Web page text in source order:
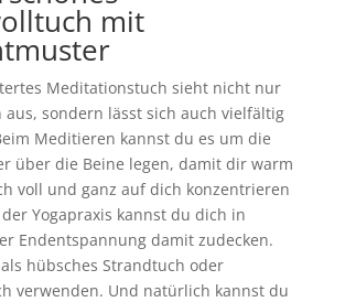
mit
Meditationstuch sieht nicht nur
aus, sondern lässt sich auch vielfältig
Meditieren kannst du es um die
über die Beine legen, damit dir warm
voll und ganz auf dich konzentrieren
Yogapraxis kannst du dich in
Endentspannung damit zudecken.
hübsches Strandtuch oder
verwenden. Und natürlich kannst du